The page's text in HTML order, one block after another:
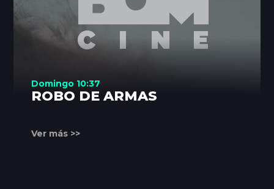
Domingo 10:37
ROBO DE ARMAS
Ver más >>